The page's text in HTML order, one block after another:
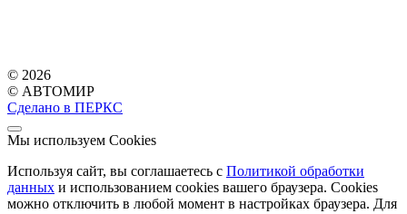
© 2026
© АВТОМИР
Сделано в ПЕРКС
Мы используем Cookies
Используя сайт, вы соглашаетесь с Политикой обработки
данных и использованием cookies вашего браузера. Cookies
можно отключить в любой момент в настройках браузера. Для